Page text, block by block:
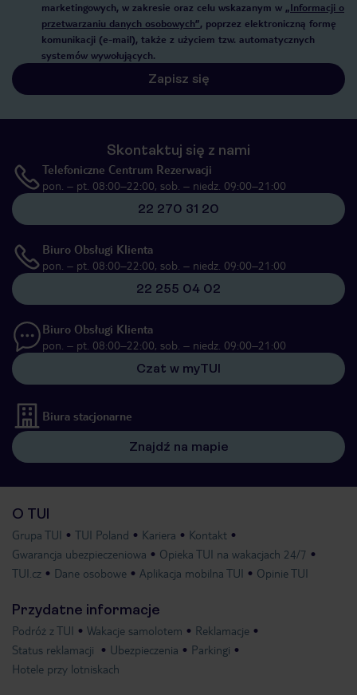
marketingowych, w zakresie oraz celu wskazanym w „Informacji o
przetwarzaniu danych osobowych”, poprzez elektroniczną formę
komunikacji (e-mail), także z użyciem tzw. automatycznych
systemów wywołujących.
Zapisz się
Skontaktuj się z nami
Telefoniczne Centrum Rezerwacji
pon. – pt. 08:00–22:00, sob. – niedz. 09:00–21:00
22 270 31 20
Biuro Obsługi Klienta
pon. – pt. 08:00–22:00, sob. – niedz. 09:00–21:00
22 255 04 02
Biuro Obsługi Klienta
pon. – pt. 08:00–22:00, sob. – niedz. 09:00–21:00
Czat w myTUI
Biura stacjonarne
Znajdź na mapie
O TUI
Grupa TUI TUI Poland Kariera
Kontakt
Gwarancja ubezpieczeniowa
Opieka TUI na wakacjach 24/7
TUI.cz
Dane osobowe Aplikacja mobilna TUI Opinie TUI
Przydatne informacje
Podróż z TUI Wakacje samolotem
Reklamacje
Status reklamacji
Ubezpieczenia
Parkingi
Hotele przy lotniskach